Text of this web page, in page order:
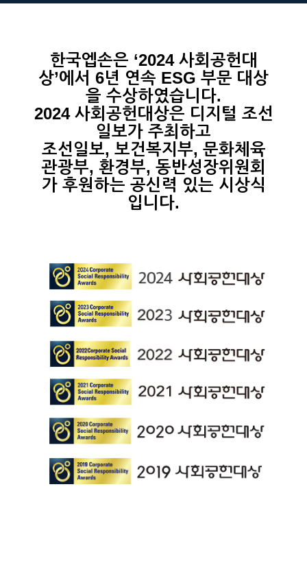
한국엡손은 ‘2024 사회공헌대
상’에서 6년 연속 ESG 부문 대상
을 수상하였습니다.
2024 사회공헌대상은 디지털 조선
일보가 주최하고
조선일보, 보건복지부, 문화체육
관광부, 환경부, 동반성장위원회
가 후원하는 공신력 있는 시상식
입니다.